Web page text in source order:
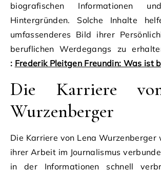
biografischen Informationen
Hintergründen. Solche Inhalte
umfassenderes Bild ihrer
beruflichen Werdegangs zu
: Frederik Pleitgen Freundin: Was ist
Die Karriere
Wurzenberger
Die Karriere von Lena
ihrer Arbeit im Journalismus
in der Informationen schnell